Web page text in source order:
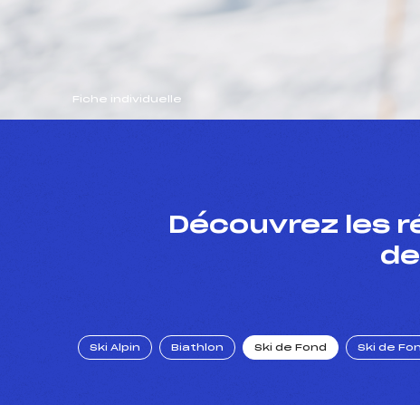
Fiche individuelle
Découvrez les
Ski Alpin Biathlon Ski de Fond Ski de